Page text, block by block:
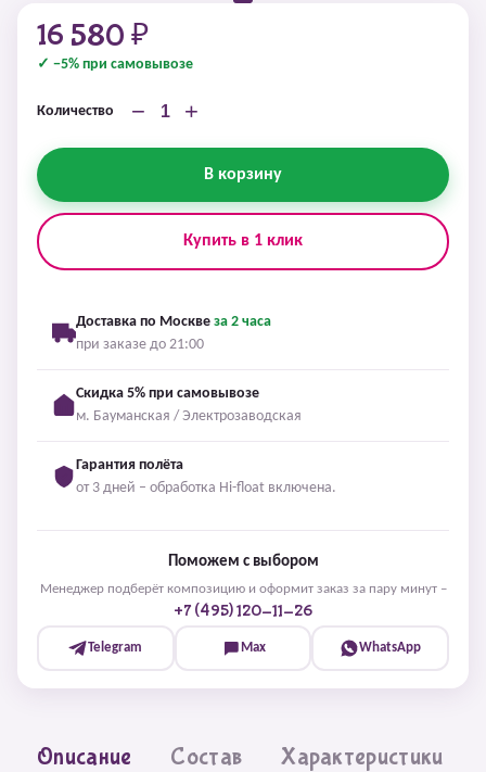
16 580 ₽
✓ −5% при самовывозе
Количество − +
В корзину
Купить в 1 клик
Доставка по Москве за 2 часа
при заказе до 21:00
Скидка 5% при самовывозе
м. Бауманская / Электрозаводская
Гарантия полёта
от 3 дней – обработка Hi-float включена.
Поможем с выбором
Менеджер подберёт композицию и оформит заказ за пару минут –
+7 (495) 120-11-26
Telegram Max WhatsApp
Описание Состав Характеристики